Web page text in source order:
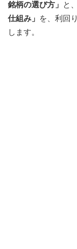
銘柄の選び方」
と、
仕組み」
を、利回
します。